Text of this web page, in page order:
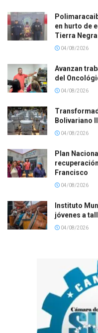
en hurto de
Tierra Negra
04/08/2026
Avanzan
del
04/08/2026
Bolivariano
04/08/2026
Plan
Francisco
04/08/2026
Instituto
jóvenes a
04/08/2026